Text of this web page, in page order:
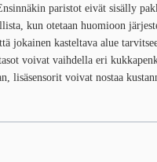
paristot eivät sisälly
kun otetaan huomioon
jokainen kasteltava alue
voivat vaihdella eri
lisäsensorit voivat nostaa